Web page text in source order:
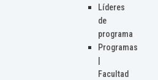
Líderes
de
programa
Programas
Facultad